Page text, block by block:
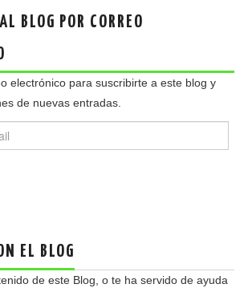
BLOG POR CORREO
electrónico para suscribirte a este blog y
de nuevas entradas.
EL BLOG
de este Blog, o te ha servido de ayuda